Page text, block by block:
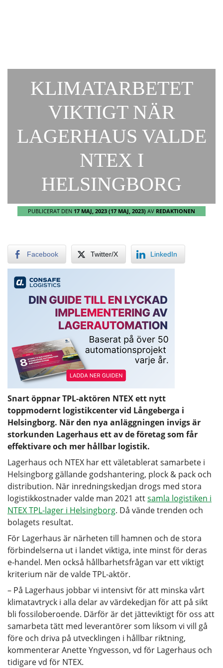
KLIMATARBETET
VIKTIGT NÄR
LAGERHAUS VALDE
NTEX I
HELSINGBORG
PUBLICERAT DEN 17 MAJ, 2023 (17 MAJ, 2023) AV REDAKTIONEN
Facebook Twitter/X LinkedIn
Snart öppnar TPL-aktören NTEX ett nytt
toppmodernt logistikcenter vid Långeberga i
Helsingborg. När den nya anläggningen invigs är
storkunden Lagerhaus ett av de företag som får
effektivare och mer hållbar logistik.
Lagerhaus och NTEX har ett väletablerat samarbete i
Helsingborg gällande godshantering, plock & pack och
distribution. När inredningskedjan drogs med stora
logistikkostnader valde man 2021 attsamla logistiken i
NTEX TPL-lager i Helsingborg. Då vände trenden och
bolagets resultat.
För Lagerhaus är närheten till hamnen och de stora
förbindelserna ut i landet viktiga, inte minst för deras
e-handel. Men också hållbarhetsfrågan var ett viktigt
kriterium när de valde TPL-aktör.
– På Lagerhaus jobbar vi intensivt för att minska vårt
klimatavtryck i alla delar av värdekedjan för att på sikt
bli fossiloberoende. Därför är det jätteviktigt för oss att
samarbeta tätt med leverantörer som liksom vi vill gå
före och driva på utvecklingen i hållbar riktning,
kommenterar Anette Yngvesson, vd för Lagerhaus och
tidigare vd för NTEX.